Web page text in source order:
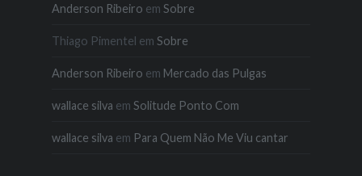
Anderson Ribeiro em Sobre
Thiago Pimentel em Sobre
Anderson Ribeiro em Mercado das Pulgas
wallace silva em Solitude Ponto Com
wallace silva em Para Quem Não Me Viu cantar